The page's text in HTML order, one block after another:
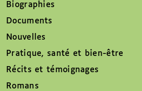
Biographies
Documents
Nouvelles
Pratique, santé et bien-être
Récits et témoignages
Romans